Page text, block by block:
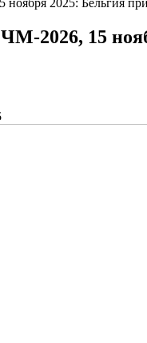
2025: Бельгия
2026, 15